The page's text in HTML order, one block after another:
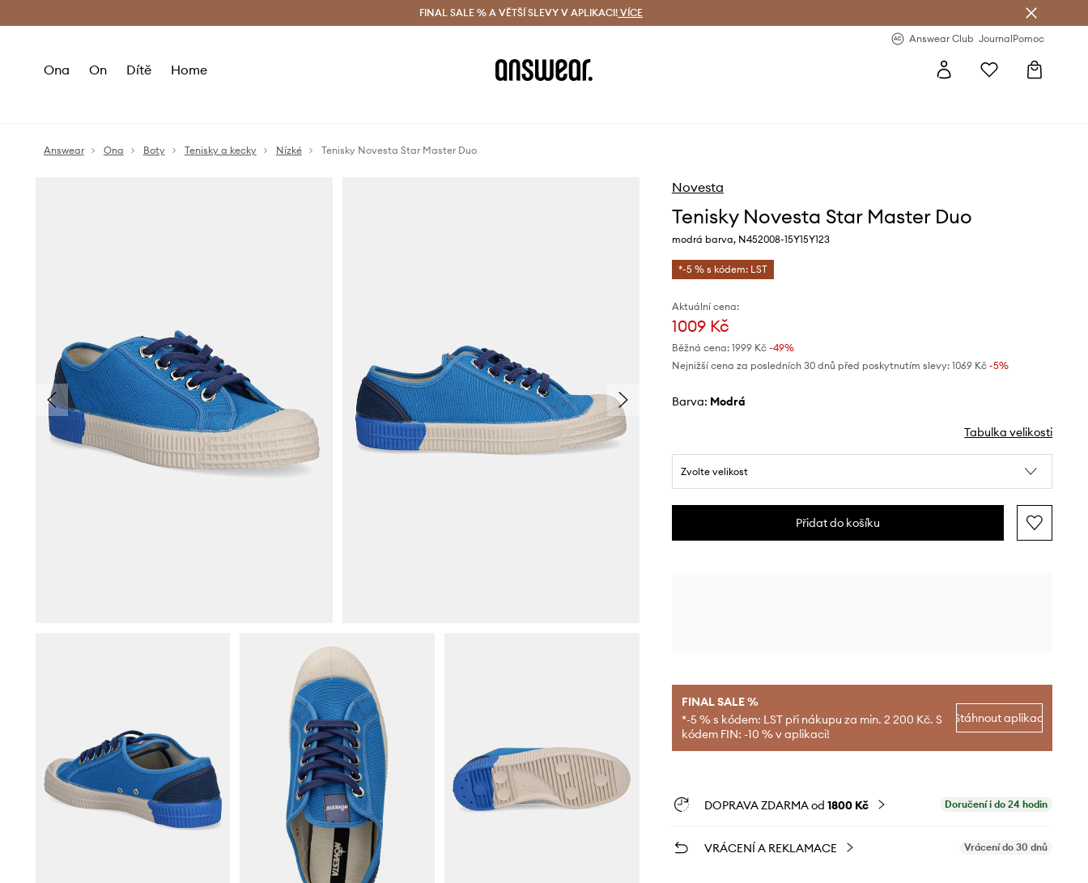
Doručení a vrácení zdarma (od 1800 Kč) Doručení i do 24 h
FINAL SALE % A VĚTŠÍ SLEVY V APLIKACI! VÍCE
Answear Club JournalPomoc
Ona On Dítě Home
Answear Ona Boty Tenisky a kecky Nízké Tenisky Novesta Star Master Duo
Novesta
Tenisky Novesta Star Master Duo
modrá barva, N452008-15Y15Y123
*-5 % s kódem: LST
Aktuální cena:
1009 Kč
Běžná cena: 1999 Kč-49%
Nejnižší cena za posledních 30 dnů před poskytnutím slevy: 1069 Kč -5%
Barva: modrá
Tabulka velikosti
Zvolte velikost
Přidat do košíku
FINAL SALE %
*-5 % s kódem: LST při nákupu za min. 2 200 Kč. S
kódem FIN: -10 % v aplikaci!
Stáhnout aplikaci
DOPRAVA ZDARMA od 1800 Kč Doručení i do 24 hodin
VRÁCENÍ A REKLAMACE Vrácení do 30 dnů